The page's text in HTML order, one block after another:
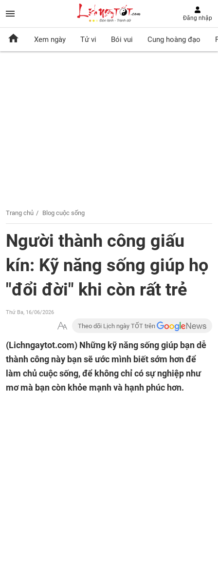
Đăng nhập
Xem ngày Tử vi Bói vui Cung hoàng đạo
Trang chủ Blog cuộc sống
Người thành công giấu
kín: Kỹ năng sống giúp họ
"đổi đời" khi còn rất trẻ
Thứ Ba, 16/06/2026
Theo dõi Lịch ngày TỐT trên
(Lichngaytot.com) Những kỹ năng sống giúp bạn dễ
thành công này bạn sẽ ước mình biết sớm hơn để
làm chủ cuộc sống, để không chỉ có sự nghiệp như
mơ mà bạn còn khỏe mạnh và hạnh phúc hơn.